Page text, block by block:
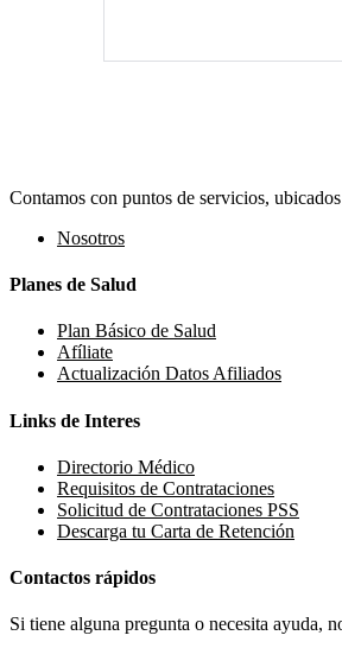
Contamos con puntos de servicios,
Nosotros
Planes de Salud
Plan Básico de Salud
Afíliate
Actualización Datos Afiliados
Links de Interes
Directorio Médico
Requisitos de Contrataciones
Solicitud de Contrataciones PSS
Descarga tu Carta de Retención
Contactos rápidos
Si tiene alguna pregunta o necesita ayuda,